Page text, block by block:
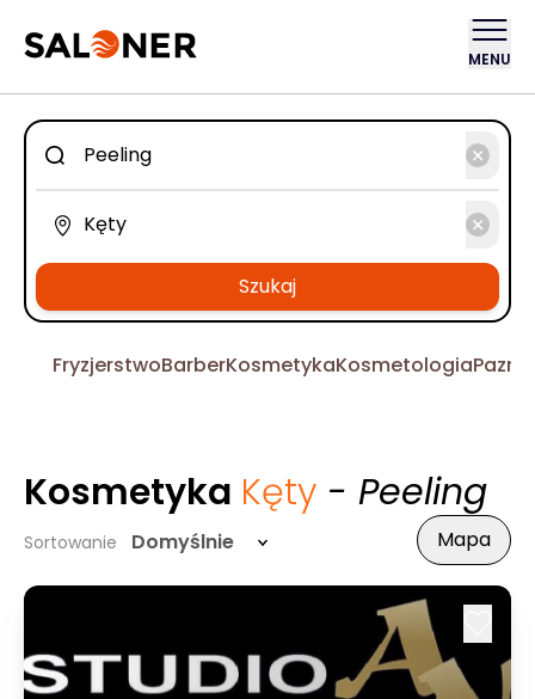
MENU
Szukaj
FryzjerstwoBarberKosmetykaKosmetologia
Kosmetyka Kęty - Peeling
Sortowanie Domyślnie Mapa